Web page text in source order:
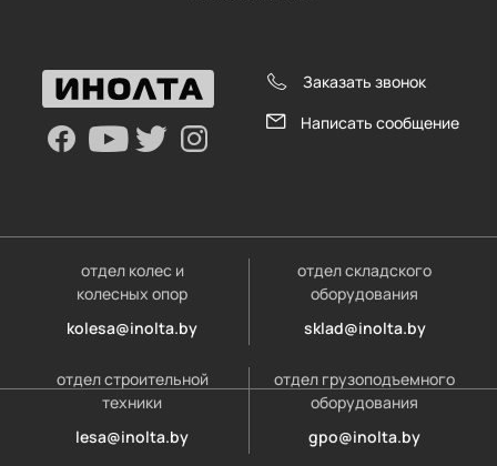
Заказать звонок
Написать сообщение
отдел колес и
колесных опор
kolesa@inolta.by
отдел складского
оборудования
sklad@inolta.by
отдел строительной
техники
lesa@inolta.by
отдел грузоподъемного
оборудования
gpo@inolta.by